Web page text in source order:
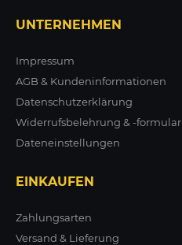
UNTERNEHMEN
Impressum
AGB & Kundeninformationen
Datenschutzerklärung
Widerrufsbelehrung & -formular
Dateneinstellungen
EINKAUFEN
Zahlungsarten
Versand & Lieferung